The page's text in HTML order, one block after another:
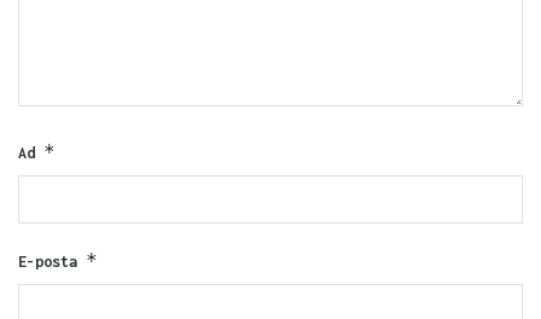
Ad *
E-posta *